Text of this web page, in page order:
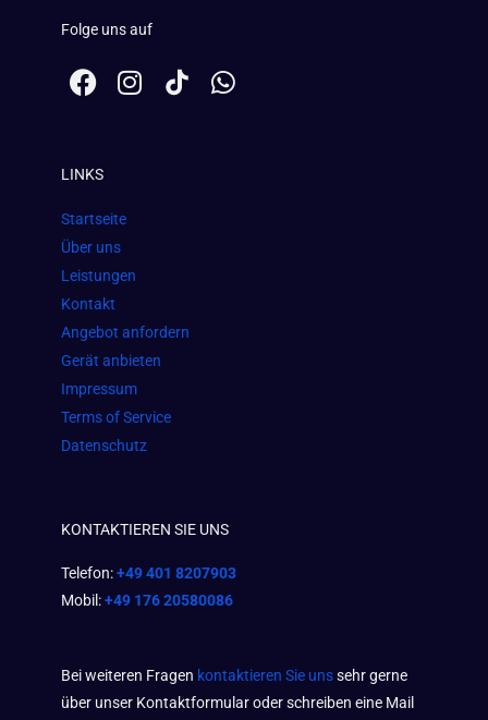
Folge uns auf
F
a
b
o
o
k
I
n
m
W
h
LINKS
Startseite
Über uns
Leistungen
Kontakt
Angebot anfordern
Gerät anbieten
Impressum
Terms of Service
Datenschutz
KONTAKTIEREN SIE UNS
Telefon:+49 401 8207903
Mobil:+49 176 20580086
Bei weiteren Fragen kontaktieren Sie unssehr gerne
über unser Kontaktformular oder schreiben eine Mail